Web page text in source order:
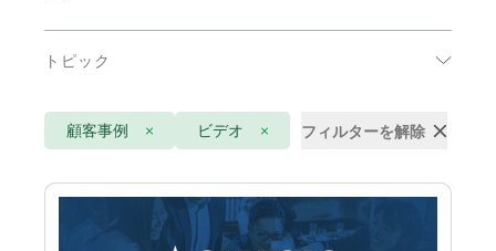
エネルギーおよび公共事業
コミュニケーション
ハイテク
公共部門
医療
小売
トピック
DataOps
IoT アナリティクス
アクティブインテリジェンス
顧客事例 ビデオ フィルターを解除